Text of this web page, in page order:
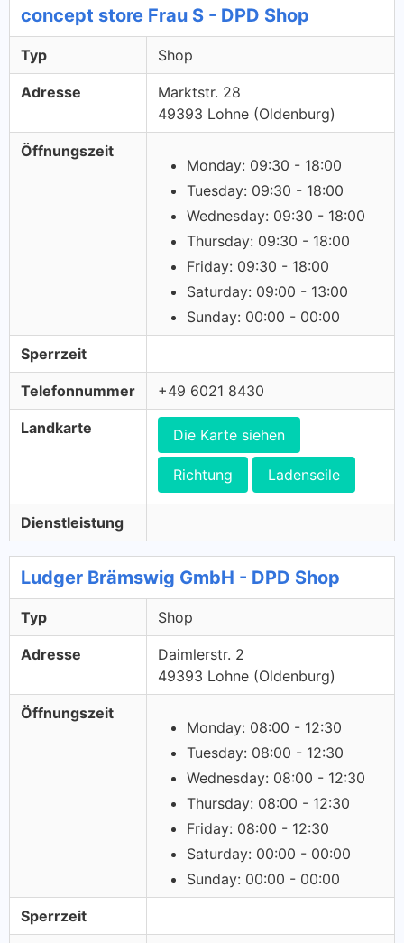
concept store Frau S - DPD Shop
Typ Shop
Adresse
Marktstr. 28
49393 Lohne (Oldenburg)
Öffnungszeit
Monday: 09:30 - 18:00
Tuesday: 09:30 - 18:00
Wednesday: 09:30 - 18:00
Thursday: 09:30 - 18:00
Friday: 09:30 - 18:00
Saturday: 09:00 - 13:00
Sunday: 00:00 - 00:00
Sperrzeit
Telefonnummer +49 6021 8430
Landkarte Die Karte siehen
Richtung Ladenseile
Dienstleistung
Ludger Brämswig GmbH - DPD Shop
Typ Shop
Adresse
Daimlerstr. 2
49393 Lohne (Oldenburg)
Öffnungszeit
Monday: 08:00 - 12:30
Tuesday: 08:00 - 12:30
Wednesday: 08:00 - 12:30
Thursday: 08:00 - 12:30
Friday: 08:00 - 12:30
Saturday: 00:00 - 00:00
Sunday: 00:00 - 00:00
Sperrzeit